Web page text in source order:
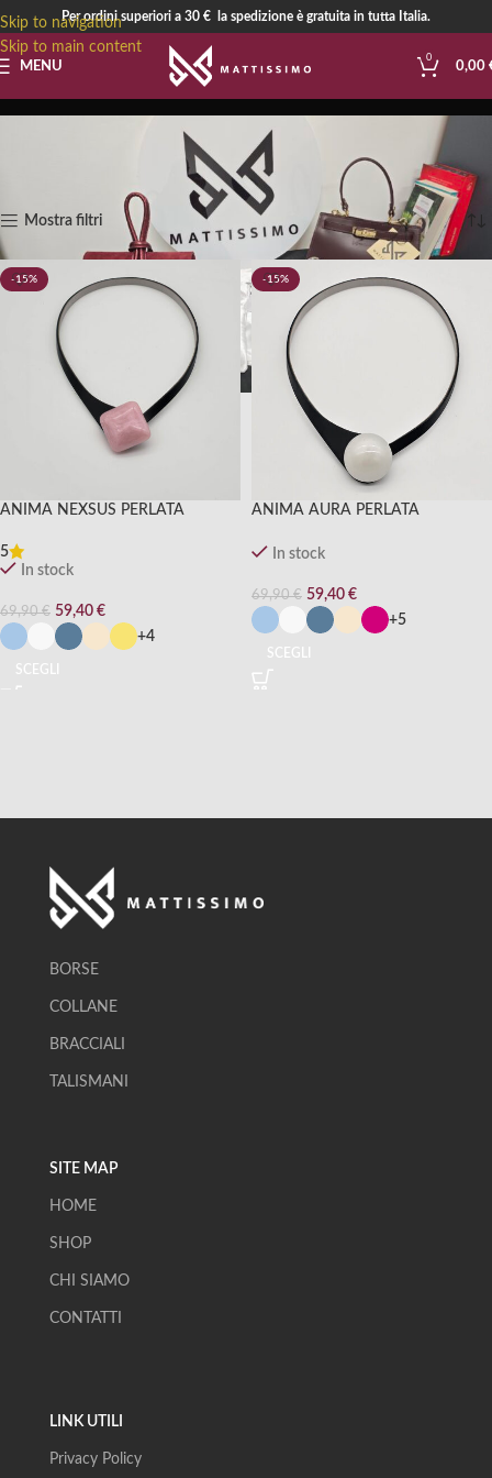
Skip to navigation
Skip to main content
Per ordini superiori a 30 € la spedizione è gratuita in tutta Italia.
MENU
0
0,00
COLLEZIONE PERLATI
Mostra filtri
-15%
ANIMA NEXSUS PERLATA
5
In stock
69,90€ 59,40 €
+4
SCEGLI
-15%
ANIMA AURA PERLATA
In stock
69,90€ 59,40 €
+5
SCEGLI
BORSE
COLLANE
BRACCIALI
TALISMANI
SITE MAP
HOME
SHOP
CHI SIAMO
CONTATTI
LINK UTILI
Privacy Policy